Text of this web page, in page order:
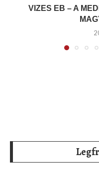
VIZES EB – A